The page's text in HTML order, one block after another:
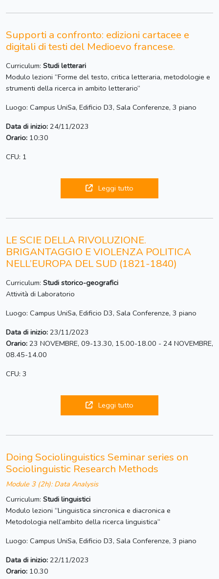
Supporti a confronto: edizioni cartacee e
digitali di testi del Medioevo francese.
Curriculum: Studi letterari
Modulo lezioni “Forme del testo, critica letteraria, metodologie e
strumenti della ricerca in ambito letterario“
Luogo: Campus UniSa, Edificio D3, Sala Conferenze, 3 piano
Data di inizio: 24/11/2023
Orario: 10:30
CFU: 1
Leggi tutto
LE SCIE DELLA RIVOLUZIONE.
BRIGANTAGGIO E VIOLENZA POLITICA
NELL’EUROPA DEL SUD (1821-1840)
Curriculum: Studi storico-geografici
Attività di Laboratorio
Luogo: Campus UniSa, Edificio D3, Sala Conferenze, 3 piano
Data di inizio: 23/11/2023
Orario: 23 NOVEMBRE, 09-13.30, 15.00-18.00 - 24 NOVEMBRE,
08.45-14.00
CFU: 3
Leggi tutto
Doing Sociolinguistics Seminar series on
Sociolinguistic Research Methods
Module 3 (2h): Data Analysis
Curriculum: Studi linguistici
Modulo lezioni “Linguistica sincronica e diacronica e
Metodologia nell’ambito della ricerca linguistica“
Luogo: Campus UniSa, Edificio D3, Sala Conferenze, 3 piano
Data di inizio: 22/11/2023
Orario: 10.30